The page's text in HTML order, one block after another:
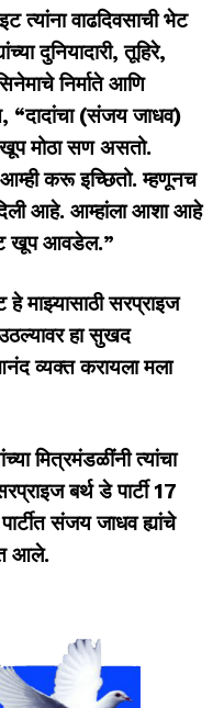
त्यांना वाढदिवसाची भेट
दुनियादारी, तूहिरे,
निर्माते आणि
“दादांचा (संजय जाधव)
खूप मोठा सण असतो.
आम्ही करू इच्छितो. म्हणूनच
आहे. आम्हांला आशा आहे
खूप आवडेल.”
हे माझ्यासाठी सरप्राइज
हा सुखद
व्यक्त करायला मला
मित्रमंडळींनी त्यांचा
बर्थ डे पार्टी 17
संजय जाधव ह्यांचे
आले.